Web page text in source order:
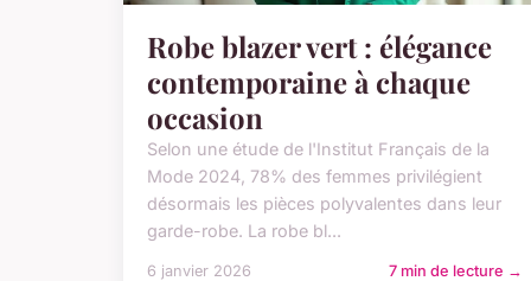
Robe blazer vert : élégance
contemporaine à chaque
occasion
Selon une étude de l'Institut Français de la
Mode 2024, 78% des femmes privilégient
désormais les pièces polyvalentes dans leur
garde-robe. La robe bl...
6 janvier 2026 7 min de lecture →